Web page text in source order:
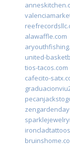
alawaffle.com
united-
tios-tacos.com
cafecito-